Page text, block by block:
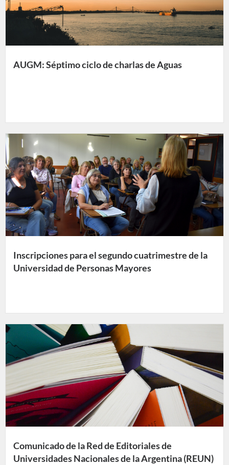
AUGM: Séptimo ciclo de charlas de Aguas
Inscripciones para el segundo cuatrimestre de la
Universidad de Personas Mayores
Comunicado de la Red de Editoriales de
Universidades Nacionales de la Argentina (REUN)